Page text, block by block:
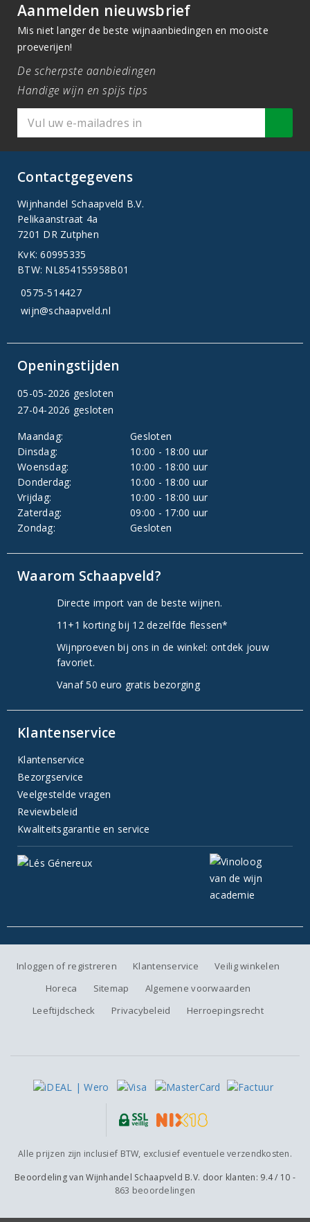
Aanmelden nieuwsbrief
Mis niet langer de beste wijnaanbiedingen en mooiste
proeverijen!
De scherpste aanbiedingen
Handige wijn en spijs tips
Contactgegevens
Wijnhandel Schaapveld B.V.
Pelikaanstraat 4a
7201 DR Zutphen
KvK: 60995335
BTW: NL854155958B01
0575-514427
wijn@schaapveld.nl
Openingstijden
05-05-2026 gesloten
27-04-2026 gesloten
Maandag:
Gesloten
Dinsdag:
10:00 - 18:00 uur
Woensdag:
10:00 - 18:00 uur
Donderdag:
10:00 - 18:00 uur
Vrijdag:
10:00 - 18:00 uur
Zaterdag:
09:00 - 17:00 uur
Zondag:
Gesloten
Waarom Schaapveld?
Directe import van de beste wijnen.
11+1 korting bij 12 dezelfde flessen*
Wijnproeven bij ons in de winkel: ontdek jouw
favoriet.
Vanaf 50 euro gratis bezorging
Klantenservice
Klantenservice
Bezorgservice
Veelgestelde vragen
Reviewbeleid
Kwaliteitsgarantie en service
Inloggen of registreren Klantenservice
Veilig winkelen
Horeca
Sitemap
Algemene voorwaarden
Leeftijdscheck
Privacybeleid Herroepingsrecht
Alle prijzen zijn inclusief BTW, exclusief eventuele verzendkosten.
Beoordeling vanWijnhandel Schaapveld B.V. door klanten: 9.4/ 10 -
863 beoordelingen